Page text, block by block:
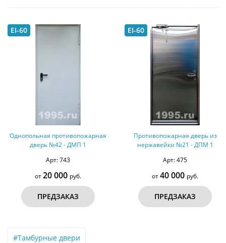
EI-60
Однопольная противопожарная
дверь №42 - ДМП 1
Арт: 743
от20 000 руб.
ПРЕДЗАКАЗ
EI-60
Противопожарная дверь из
нержавейки №21 - ДПМ 1
Арт: 475
от40 000 руб.
ПРЕДЗАКАЗ
#Тамбурные двери